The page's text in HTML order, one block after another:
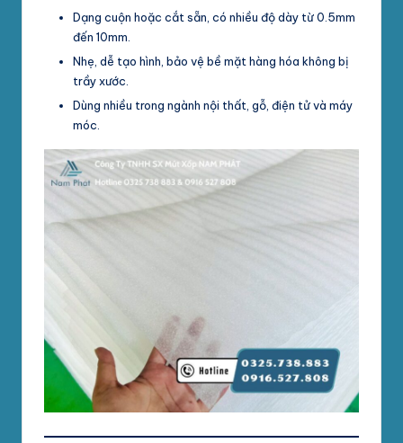
Dạng cuộn hoặc cắt sẵn, có nhiều độ dày từ 0.5mm
đến 10mm.
Nhẹ, dễ tạo hình, bảo vệ bề mặt hàng hóa không bị
trầy xước.
Dùng nhiều trong ngành nội thất, gỗ, điện tử và máy
móc.